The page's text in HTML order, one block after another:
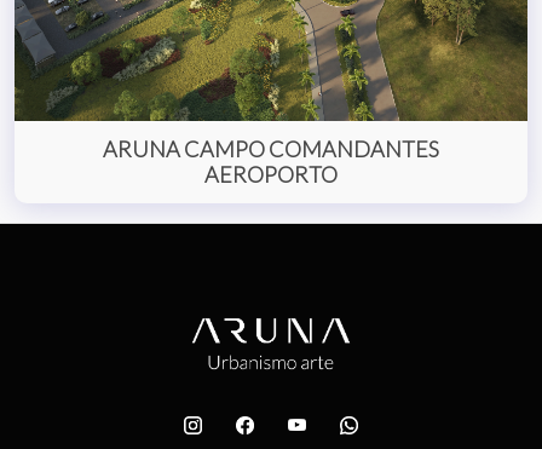
ARUNA CAMPO COMANDANTES
AEROPORTO